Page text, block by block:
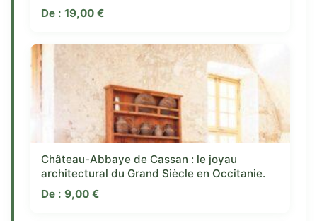
De : 19,00 €
Château-Abbaye de Cassan : le joyau
architectural du Grand Siècle en Occitanie.
De : 9,00 €